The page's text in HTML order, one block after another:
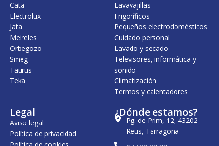
0
6
6
,
0
0
.
0
Cata
Electrolux
Jata
Meireles
Orbegozo
Smeg
Taurus
Teka
Lavavajillas
Frigoríficos
Pequeños electrodomésticos
Cuidado personal
Lavado y secado
Televisores, informática y
sonido
Climatización
Termos y calentadores
Legal
Aviso legal
Política de privacidad
¿Dónde estamos?
Pg. de Prim, 12, 43202
Reus, Tarragona